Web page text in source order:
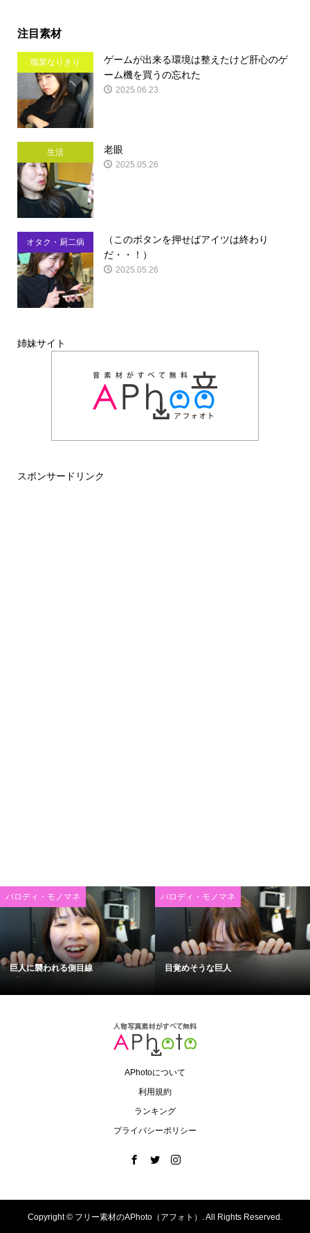
注目素材
職業なりきり
ゲームが出来る環境は整えたけど肝心のゲ
ーム機を買うの忘れた
2025.06.23
生活 老眼
2025.05.26
オタク・厨二病
（このボタンを押せばアイツは終わり
だ・・！）
2025.05.26
姉妹サイト
スポンサードリンク
パロディ・モノマネ
巨人に襲われる側目線
パロディ・モノマネ
目覚めそうな巨人
APhotoについて
利用規約
ランキング
プライバシーポリシー
Copyright © フリー素材のAPhoto（アフォト）. All Rights Reserved.